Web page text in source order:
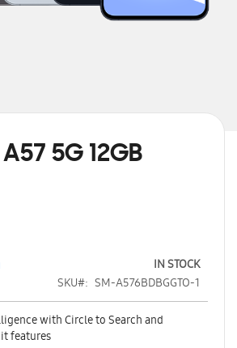
5G 12GB
IN STOCK
SKU
SM-A576BDBGGTO-1
with Circle to Search and
features